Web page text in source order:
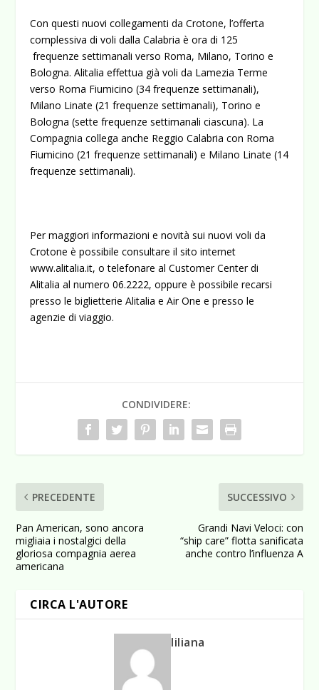
Con questi nuovi collegamenti da Crotone, l’offerta
complessiva di voli dalla Calabria è ora di 125
frequenze settimanali verso Roma, Milano, Torino e
Bologna. Alitalia effettua già voli da Lamezia Terme
verso Roma Fiumicino (34 frequenze settimanali),
Milano Linate (21 frequenze settimanali), Torino e
Bologna (sette frequenze settimanali ciascuna). La
Compagnia collega anche Reggio Calabria con Roma
Fiumicino (21 frequenze settimanali) e Milano Linate (14
frequenze settimanali).
Per maggiori informazioni e novità sui nuovi voli da
Crotone è possibile consultare il sito internet
www.alitalia.it, o telefonare al Customer Center di
Alitalia al numero 06.2222, oppure è possibile recarsi
presso le biglietterie Alitalia e Air One e presso le
agenzie di viaggio.
CONDIVIDERE:
PRECEDENTE
Pan American, sono ancora
migliaia i nostalgici della
gloriosa compagnia aerea
americana
SUCCESSIVO
Grandi Navi Veloci: con
“ship care” flotta sanificata
anche contro l’influenza A
CIRCA L'AUTORE
liliana